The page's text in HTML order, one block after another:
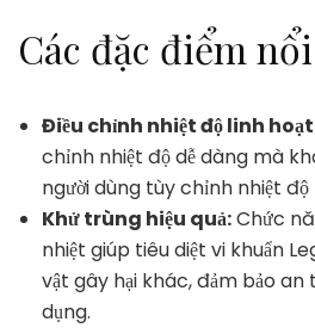
Các đặc điểm
Điều chỉnh nhiệt độ linh
chỉnh nhiệt độ dễ dàng mà
người dùng tùy chỉnh nhiệt
Khử trùng hiệu quả:Chức
nhiệt giúp tiêu diệt vi khuẩn
vật gây hại khác, đảm bảo an
dụng.